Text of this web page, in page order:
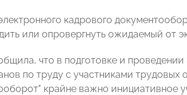
кадрового
или опровергнуть ожидаемый от
что в подготовке и
по труду с участниками трудовых
крайне важно инициативное